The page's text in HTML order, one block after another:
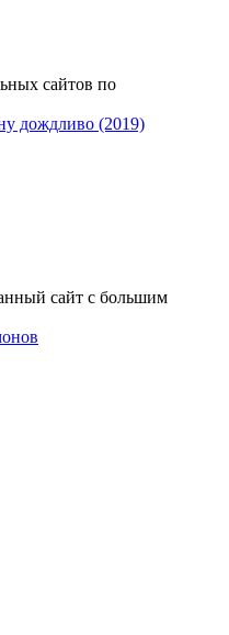
сайтов по
дождливо (2019)
сайт с большим